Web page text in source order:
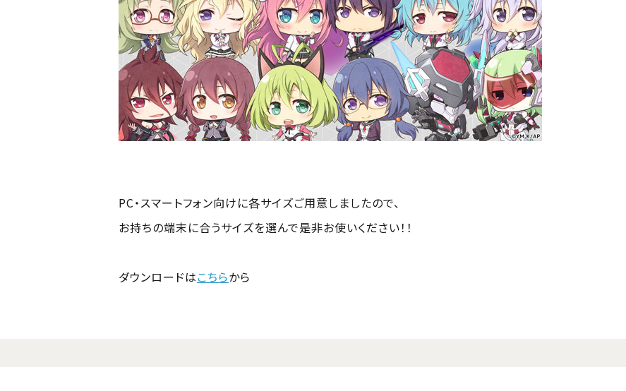
PC・スマートフォン向けに各サイズご用意しましたので、
お持ちの端末に合うサイズを選んで是非お使いください！！
ダウンロードはこちらから